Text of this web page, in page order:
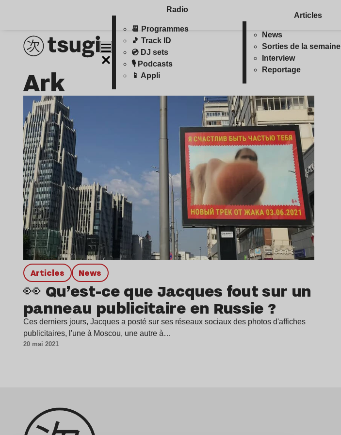
Radio
📆 Programmes
🎵 Track ID
💿 DJ sets
🎙️ Podcasts
📱 Appli
Articles
News
Sorties de la semaine
Interview
Reportage
Ark
Articles news
👀 Qu’est-ce que Jacques fout sur un
panneau publicitaire en Russie ?
Ces derniers jours, Jacques a posté sur ses réseaux sociaux des photos d'affiches
publicitaires, l'une à Moscou, une autre à…
20 mai 2021